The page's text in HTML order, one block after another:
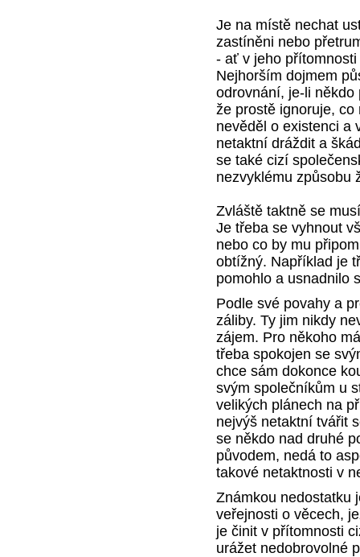
Je na místě nechat
zastíněni nebo
- ať v jeho
Nejhorším dojmem
odrovnání, je-li někdo
že prostě ignoruje,
nevěděl o existenci a
netaktní dráždit a
se také cizí
nezvyklému způsobu
Zvláště taktně se
Je třeba se vyhnout
nebo co by mu
obtížný. Například je
pomohlo a usnadnilo
Podle své povahy a
záliby. Ty jim nikdy
zájem. Pro někoho
třeba spokojen se
chce sám dokonce
svým společníkům u
velikých plánech na
nejvýš netaktní tvářit
se někdo nad druhé
původem, nedá to
takové netaktnosti v
Známkou nedostatku
veřejnosti o věcech,
je činit v přítomnosti
urážet nedobrovolné